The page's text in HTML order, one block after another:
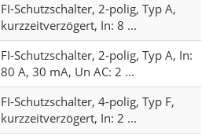
FI-Schutzschalter, 2-polig, Typ A,
kurzzeitverzögert, In: 8 ...
FI-Schutzschalter, 2-polig, Typ A, In:
80 A, 30 mA, Un AC: 2 ...
FI-Schutzschalter, 4-polig, Typ F,
kurzzeitverzögert, In: 2 ...